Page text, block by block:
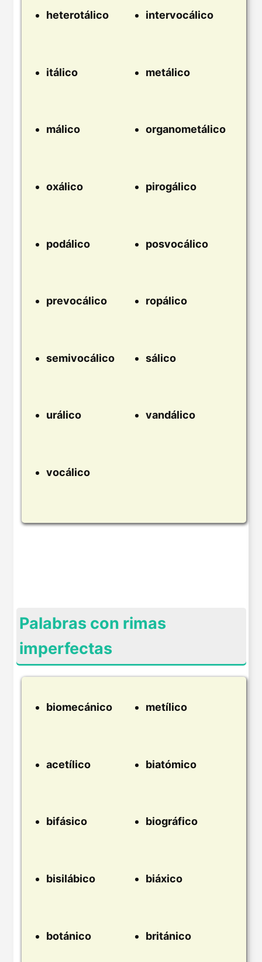
heterotálico intervocálico
itálico metálico
málico organometálico
oxálico pirogálico
podálico posvocálico
prevocálico ropálico
semivocálico sálico
urálico vandálico
vocálico
Palabras con rimas
imperfectas
biomecánico metílico
acetílico biatómico
bifásico biográfico
bisilábico biáxico
botánico británico